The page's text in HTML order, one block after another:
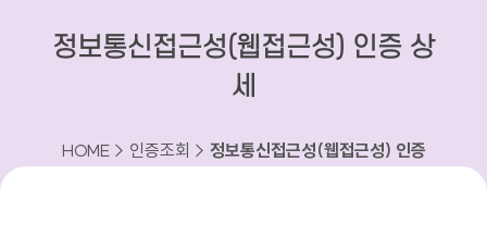
정보통신접근성(웹접근성) 인증 상
세
HOME > 인증조회 > 정보통신접근성(웹접근성) 인증